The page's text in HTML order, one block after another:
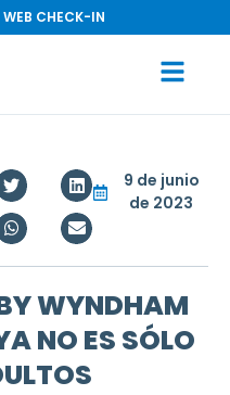
WEB CHECK-IN
9 de junio
de 2023
WYNDHAM
NO ES SÓLO